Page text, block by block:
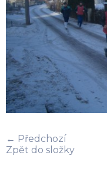
← Předchozí
Zpět do složky